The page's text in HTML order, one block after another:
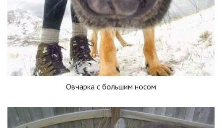
Овчарка с большим носом